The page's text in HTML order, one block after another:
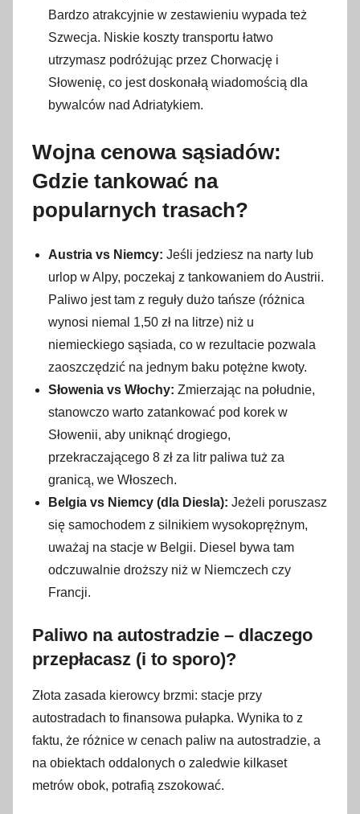
Bardzo atrakcyjnie w zestawieniu wypada też
Szwecja. Niskie koszty transportu łatwo
utrzymasz podróżując przez Chorwację i
Słowenię, co jest doskonałą wiadomością dla
bywalców nad Adriatykiem.
Wojna cenowa sąsiadów:
Gdzie tankować na
popularnych trasach?
Austria vs Niemcy: Jeśli jedziesz na narty lub
urlop w Alpy, poczekaj z tankowaniem do Austrii.
Paliwo jest tam z reguły dużo tańsze (różnica
wynosi niemal 1,50 zł na litrze) niż u
niemieckiego sąsiada, co w rezultacie pozwala
zaoszczędzić na jednym baku potężne kwoty.
Słowenia vs Włochy: Zmierzając na południe,
stanowczo warto zatankować pod korek w
Słowenii, aby uniknąć drogiego,
przekraczającego 8 zł za litr paliwa tuż za
granicą, we Włoszech.
Belgia vs Niemcy (dla Diesla): Jeżeli poruszasz
się samochodem z silnikiem wysokoprężnym,
uważaj na stacje w Belgii. Diesel bywa tam
odczuwalnie droższy niż w Niemczech czy
Francji.
Paliwo na autostradzie – dlaczego
przepłacasz (i to sporo)?
Złota zasada kierowcy brzmi: stacje przy
autostradach to finansowa pułapka. Wynika to z
faktu, że różnice w cenach paliw na autostradzie, a
na obiektach oddalonych o zaledwie kilkaset
metrów obok, potrafią zszokować.